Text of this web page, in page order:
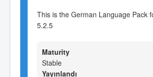
This is the German Language Pack
5.2.5
Maturity
Stable
Yayınlandı